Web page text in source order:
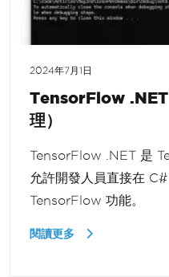
2024年7月1日
TensorFlow .NET
理）
TensorFlow .NET 是
允許開發人員直接在
TensorFlow 功能。
閱讀更多